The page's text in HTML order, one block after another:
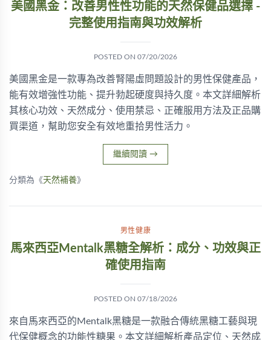
美國黑金：改善男性性功能的天然保健品選擇 -
完整使用指南與功效解析
POSTED ON 07/20/2026
美國黑金是一款專為改善腎陽虛問題設計的男性保健產品，
能有效增強性功能、提升勃起硬度與持久度。本文詳細解析
其核心功效、天然成分、使用禁忌、正確服用方法及正品購
買渠道，幫助您安全有效地重拾男性活力。
繼續閱讀 →
分類為《天然補養》
男性健康
馬來西亞Mentalk黑糖全解析：成分、功效與正
確使用指南
POSTED ON 07/18/2026
來自馬來西亞的Mentalk黑糖是一款融合傳統黑糖工藝與現
代保健概念的功能性糖果。本文詳細解析產品定位、天然成